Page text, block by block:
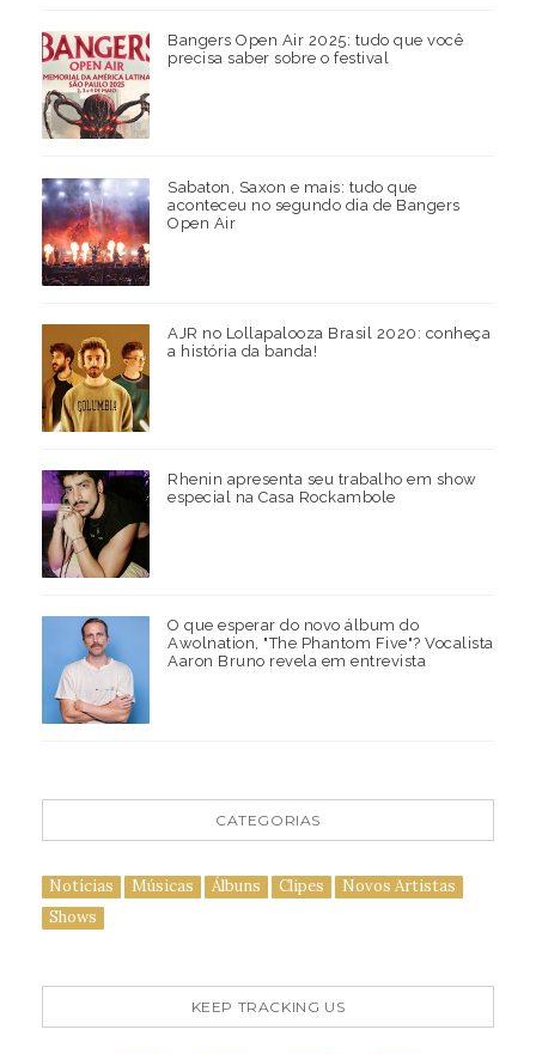
Bangers Open Air 2025: tudo que você
precisa saber sobre o festival
Sabaton, Saxon e mais: tudo que
aconteceu no segundo dia de Bangers
Open Air
AJR no Lollapalooza Brasil 2020: conheça
a história da banda!
Rhenin apresenta seu trabalho em show
especial na Casa Rockambole
O que esperar do novo álbum do
Awolnation, "The Phantom Five"? Vocalista
Aaron Bruno revela em entrevista
CATEGORIAS
Notícias Músicas Álbuns Clipes
Novos Artistas
Shows
KEEP TRACKING US